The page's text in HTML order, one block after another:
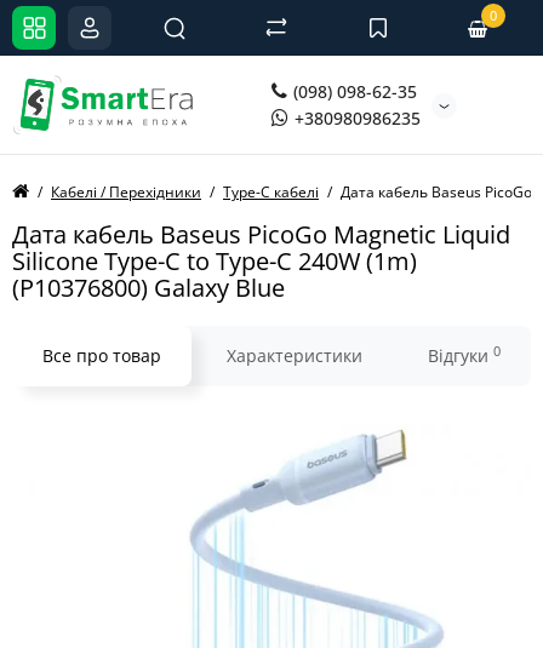
(098) 098-62-35
+380980986235
0
Кабелі / Перехідники Type-C кабелі Дата кабель Baseus PicoGo
Дата кабель Baseus PicoGo Magnetic Liquid
Silicone Type-C to Type-C 240W (1m)
(P10376800) Galaxy Blue
Все про товар Характеристики Відгуки 0